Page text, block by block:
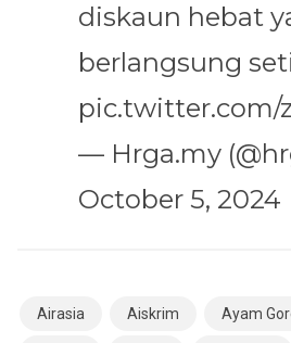
diskaun hebat
berlangsung
pic.twitter.com/
— Hrga.my
October 5, 2024
Airasia Aiskrim Ayam